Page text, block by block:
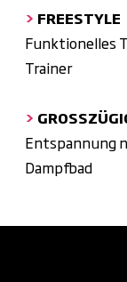
> FREESTYLE
Funktionelles
Trainer
>
Entspannung
Dampfbad